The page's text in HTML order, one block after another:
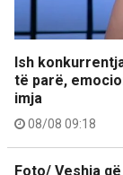
Ish
të parë,
imja
08/08 09:18
Foto/ Veshja